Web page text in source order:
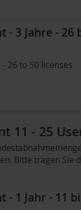
- 3 Jahre - 26
26 to 50 licenses
11 - 25
Bitte tragen Sie
- 1 Jahr - 11